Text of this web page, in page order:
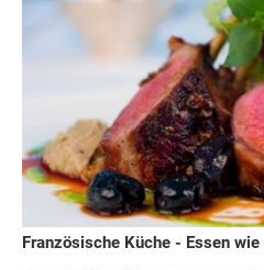
Französische Küche - Essen